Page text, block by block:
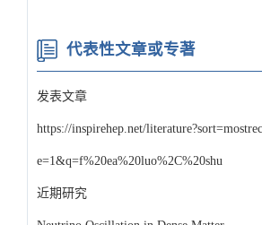
代表性文章或专著
发表文章
https://inspirehep.net/
e=1&q=f%20ea%20luo%2C%20shu
近期研究